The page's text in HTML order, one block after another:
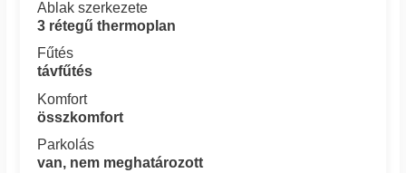
Ablak szerkezete
3 rétegű thermoplan
Fűtés
távfűtés
Komfort
összkomfort
Parkolás
van, nem meghatározott